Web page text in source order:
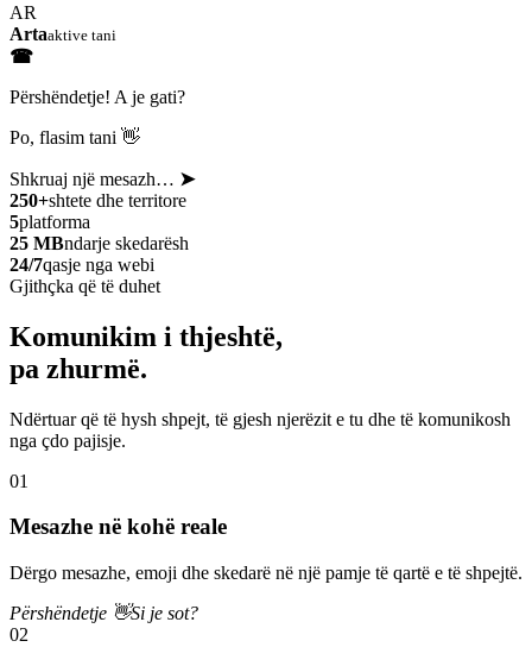
AR
Artaaktive tani
☎
Përshëndetje! A je gati?
Po, flasim tani 👋
Shkruaj një mesazh… ➤
250+shtete dhe territore
5platforma
25 MBndarje skedarësh
24/7qasje nga webi
Gjithçka që të duhet
Komunikim i thjeshtë,
pa zhurmë.
Ndërtuar që të hysh shpejt, të gjesh njerëzit e tu dhe të komunikosh
nga çdo pajisje.
01
Mesazhe në kohë reale
Dërgo mesazhe, emoji dhe skedarë në një pamje të qartë e të shpejtë.
Përshëndetje 👋Si je sot?
02